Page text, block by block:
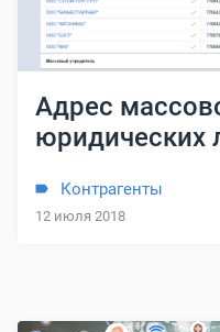
Адрес
юридических
Контрагенты
12 июля 2018